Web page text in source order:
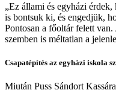
„Ez állami és egyházi
is bontsuk ki, és engedjük,
Pontosan a főoltár felett
szemben is méltatlan a
Csapatépítés az egyházi iskola
Miután Puss Sándort